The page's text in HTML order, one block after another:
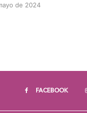
de 2024
FACEBOOK